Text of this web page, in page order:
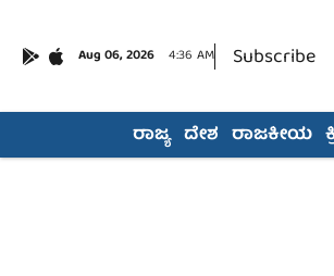
Aug 06, 2026 4:36 AM Subscribe
ರಾಜ್ಯ ದೇಶ ರಾಜಕೀಯ